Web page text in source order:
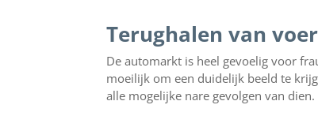
Terughalen van
De automarkt is heel gevoelig voor
moeilijk om een duidelijk beeld te
alle mogelijke nare gevolgen van dien.